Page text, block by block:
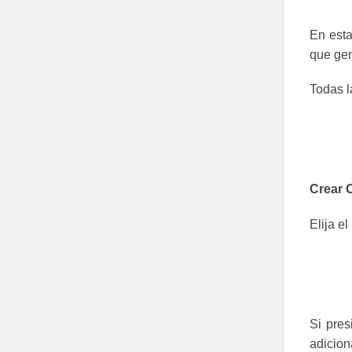
En
que
Todas
Crear
Elija el
Si